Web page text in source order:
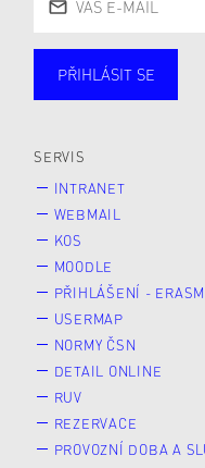
Studující
PŘIHLÁSIT SE
SERVIS
INTRANET
WEBMAIL
KOS
MOODLE
PŘIHLÁŠENÍ -
USERMAP
NORMY ČSN
DETAIL ONLINE
RUV
REZERVACE
PROVOZNÍ DOBA A